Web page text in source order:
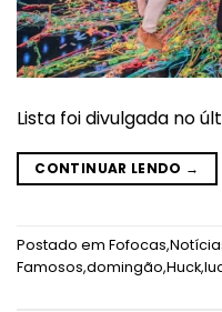
Lista foi divulgada no
CONTINUAR LENDO →
Postado em Fofocas,
Famosos,domingão,Huck,